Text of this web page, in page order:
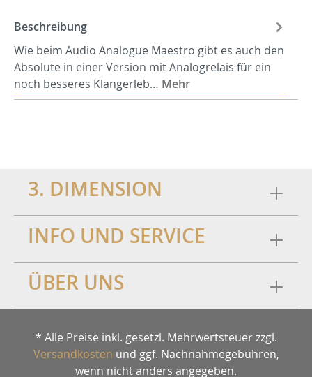
Beschreibung
Wie beim Audio Analogue Maestro gibt es auch den
Absolute in einer Version mit Analogrelais für ein
noch besseres Klangerleb… Mehr
3. DIMENSION
INFO UND SERVICE
ÜBER UNS
* Alle Preise inkl. gesetzl. Mehrwertsteuer zzgl.
Versandkosten und ggf. Nachnahmegebühren,
wenn nicht anders angegeben.